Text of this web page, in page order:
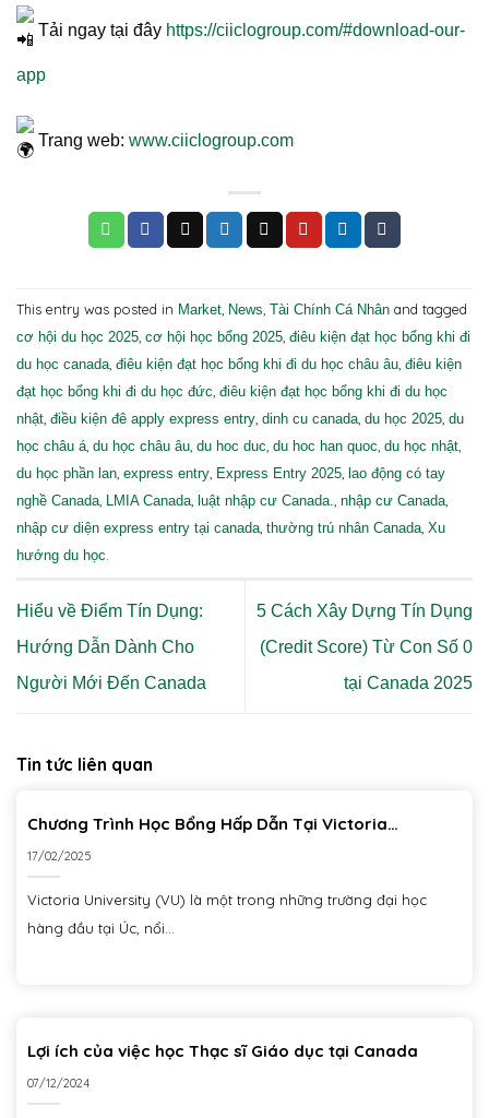
Tải ngay tại đây https://ciiclogroup.com/#download-our-
app
Trang web: www.ciiclogroup.com
This entry was posted in Market, News, Tài Chính Cá Nhân and tagged
cơ hội du học 2025, cơ hội học bổng 2025, điêu kiện đạt học bổng khi đi
du học canada, điêu kiện đạt học bổng khi đi du học châu âu, điêu kiện
đạt học bổng khi đi du học đức, điêu kiện đạt học bổng khi đi du học
nhật, điều kiện đê apply express entry, dinh cu canada, du học 2025, du
học châu á, du học châu âu, du hoc duc, du hoc han quoc, du học nhật,
du học phần lan, express entry, Express Entry 2025, lao động có tay
nghề Canada, LMIA Canada, luật nhập cư Canada., nhập cư Canada,
nhập cư diện express entry tại canada, thường trú nhân Canada, Xu
hướng du học.
Hiểu về Điểm Tín Dụng:
Hướng Dẫn Dành Cho
Người Mới Đến Canada
5 Cách Xây Dựng Tín Dụng
(Credit Score) Từ Con Số 0
tại Canada 2025
Tin tức liên quan
Chương Trình Học Bổng Hấp Dẫn Tại Victoria
University
17/02/2025
Victoria University (VU) là một trong những trường đại học
hàng đầu tại Úc, nổi...
Lợi ích của việc học Thạc sĩ Giáo dục tại Canada
07/12/2024